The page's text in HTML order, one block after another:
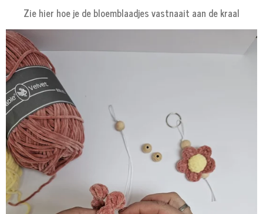
Zie hier hoe je de bloemblaadjes vastnaait aan de kraal